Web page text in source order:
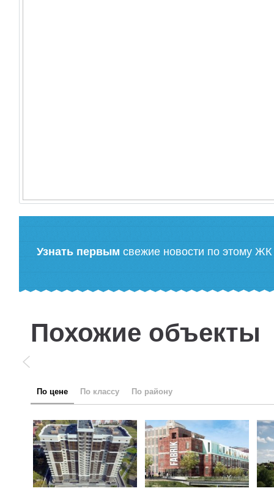
Узнать первым свежие новости по этому ЖК
Похожие объекты
по цене по классу по району